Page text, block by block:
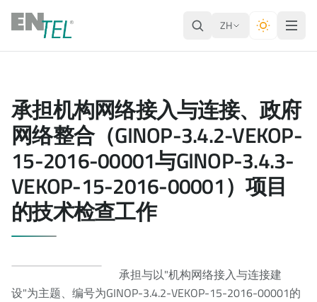
ZH
承担机构网络接入与连接、政府
网络整合（GINOP-3.4.2-VEKOP-
15-2016-00001与GINOP-3.4.3-
VEKOP-15-2016-00001）项目
的技术检查工作
承担与以"机构网络接入与连接建
设"为主题、编号为GINOP-3.4.2-VEKOP-15-2016-00001的